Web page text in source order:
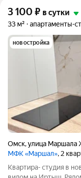
3 100 ₽ в сутки
33 м² апартаменты-
новостройка
Омск,улица Маршала
МФК «Маршал», 2
Квартира- студия в